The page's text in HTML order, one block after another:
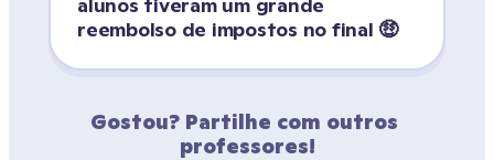
reembolso de impostos no final 🤑
Gostou? Partilhe com outros
professores!